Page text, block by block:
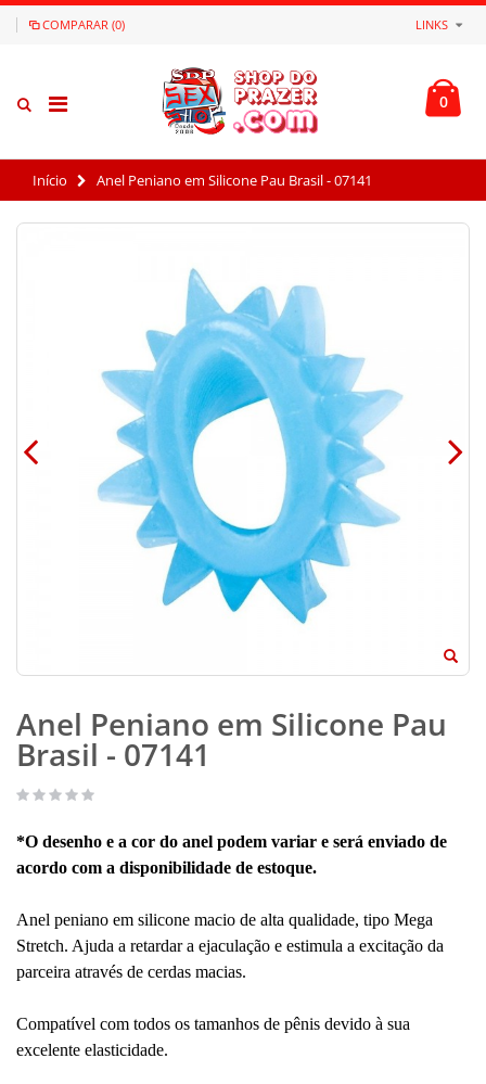
COMPARAR (0) LINKS
0
Início Anel Peniano em Silicone Pau Brasil - 07141
Anel Peniano em Silicone Pau
Brasil - 07141
*O desenho e a cor do anel podem variar e será enviado de
acordo com a disponibilidade de estoque.
Anel peniano em silicone macio de alta qualidade, tipo Mega
Stretch. Ajuda a retardar a ejaculação e estimula a excitação da
parceira através de cerdas macias.
Compatível com todos os tamanhos de pênis devido à sua
excelente elasticidade.